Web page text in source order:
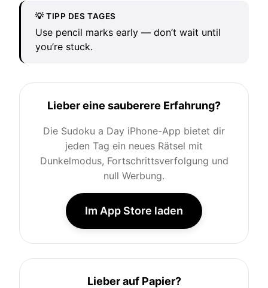
💡 TIPP DES TAGES
Use pencil marks early — don’t wait until
you’re stuck.
Lieber eine sauberere Erfahrung?
Die Sudoku a Day iPhone-App bietet dir
jeden Tag ein neues Rätsel mit
Dunkelmodus, Fortschrittsverfolgung und
null Werbung.
Im App Store laden
Lieber auf Papier?